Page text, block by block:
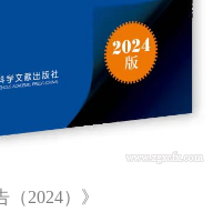
（2024）》